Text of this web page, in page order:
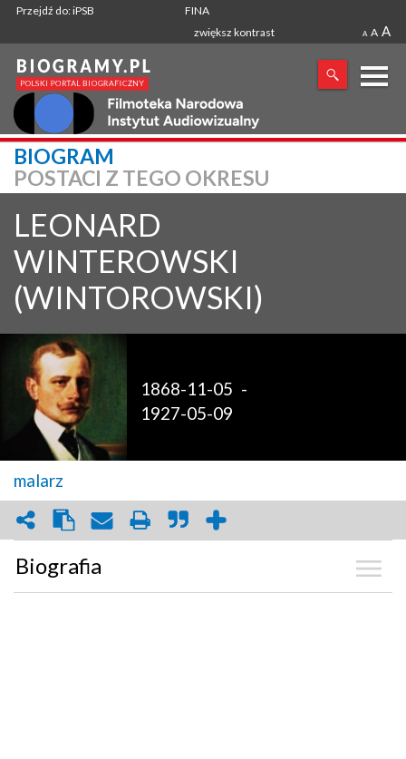
Przejdź do: iPSB
FINA
zwiększ kontrast
A A A
X
SZUKANA FRAZA
BIOGRAM
POSTACI Z TEGO OKRESU
LEONARD
WINTEROWSKI
(WINTOROWSKI)
1868-11-05 -
1927-05-09
malarz
Biografia